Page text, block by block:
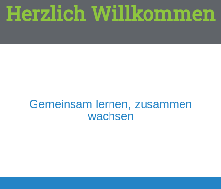
Herzlich Willkommen
Gemeinsam lernen, zusammen
wachsen